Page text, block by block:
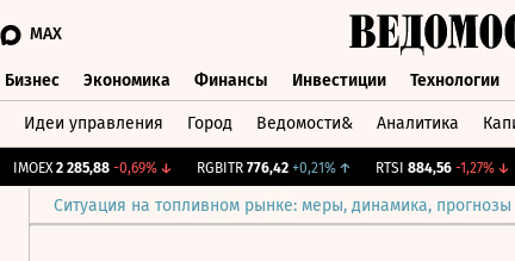
MAX
Бизнес Экономика Финансы Инвестиции Технологии
Идеи управления Город Ведомости& Аналитика
IMOEX 2 285,88 -0,69%↓ RGBITR 776,42 +0,21%↑ RTSI 884,56 -1,27%↓
Ситуация на топливном рынке: меры, динамика, прогнозы